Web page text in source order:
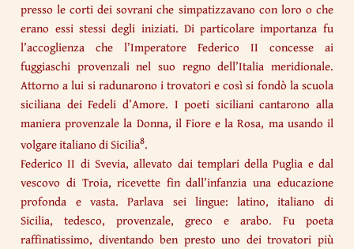
presso le corti dei sovrani che simpatizzavano con loro o che
erano essi stessi degli iniziati. Di particolare importanza fu
l’accoglienza che l’Imperatore Federico II concesse ai
fuggiaschi provenzali nel suo regno dell’Italia meridionale.
Attorno a lui si radunarono i trovatori e così si fondò la scuola
siciliana dei Fedeli d’Amore. I poeti siciliani cantarono alla
maniera provenzale la Donna, il Fiore e la Rosa, ma usando il
volgare italiano di Sicilia8.
Federico II di Svevia, allevato dai templari della Puglia e dal
vescovo di Troia, ricevette fin dall’infanzia una educazione
profonda e vasta. Parlava sei lingue: latino, italiano di
Sicilia, tedesco, provenzale, greco e arabo. Fu poeta
raffinatissimo, diventando ben presto uno dei trovatori più